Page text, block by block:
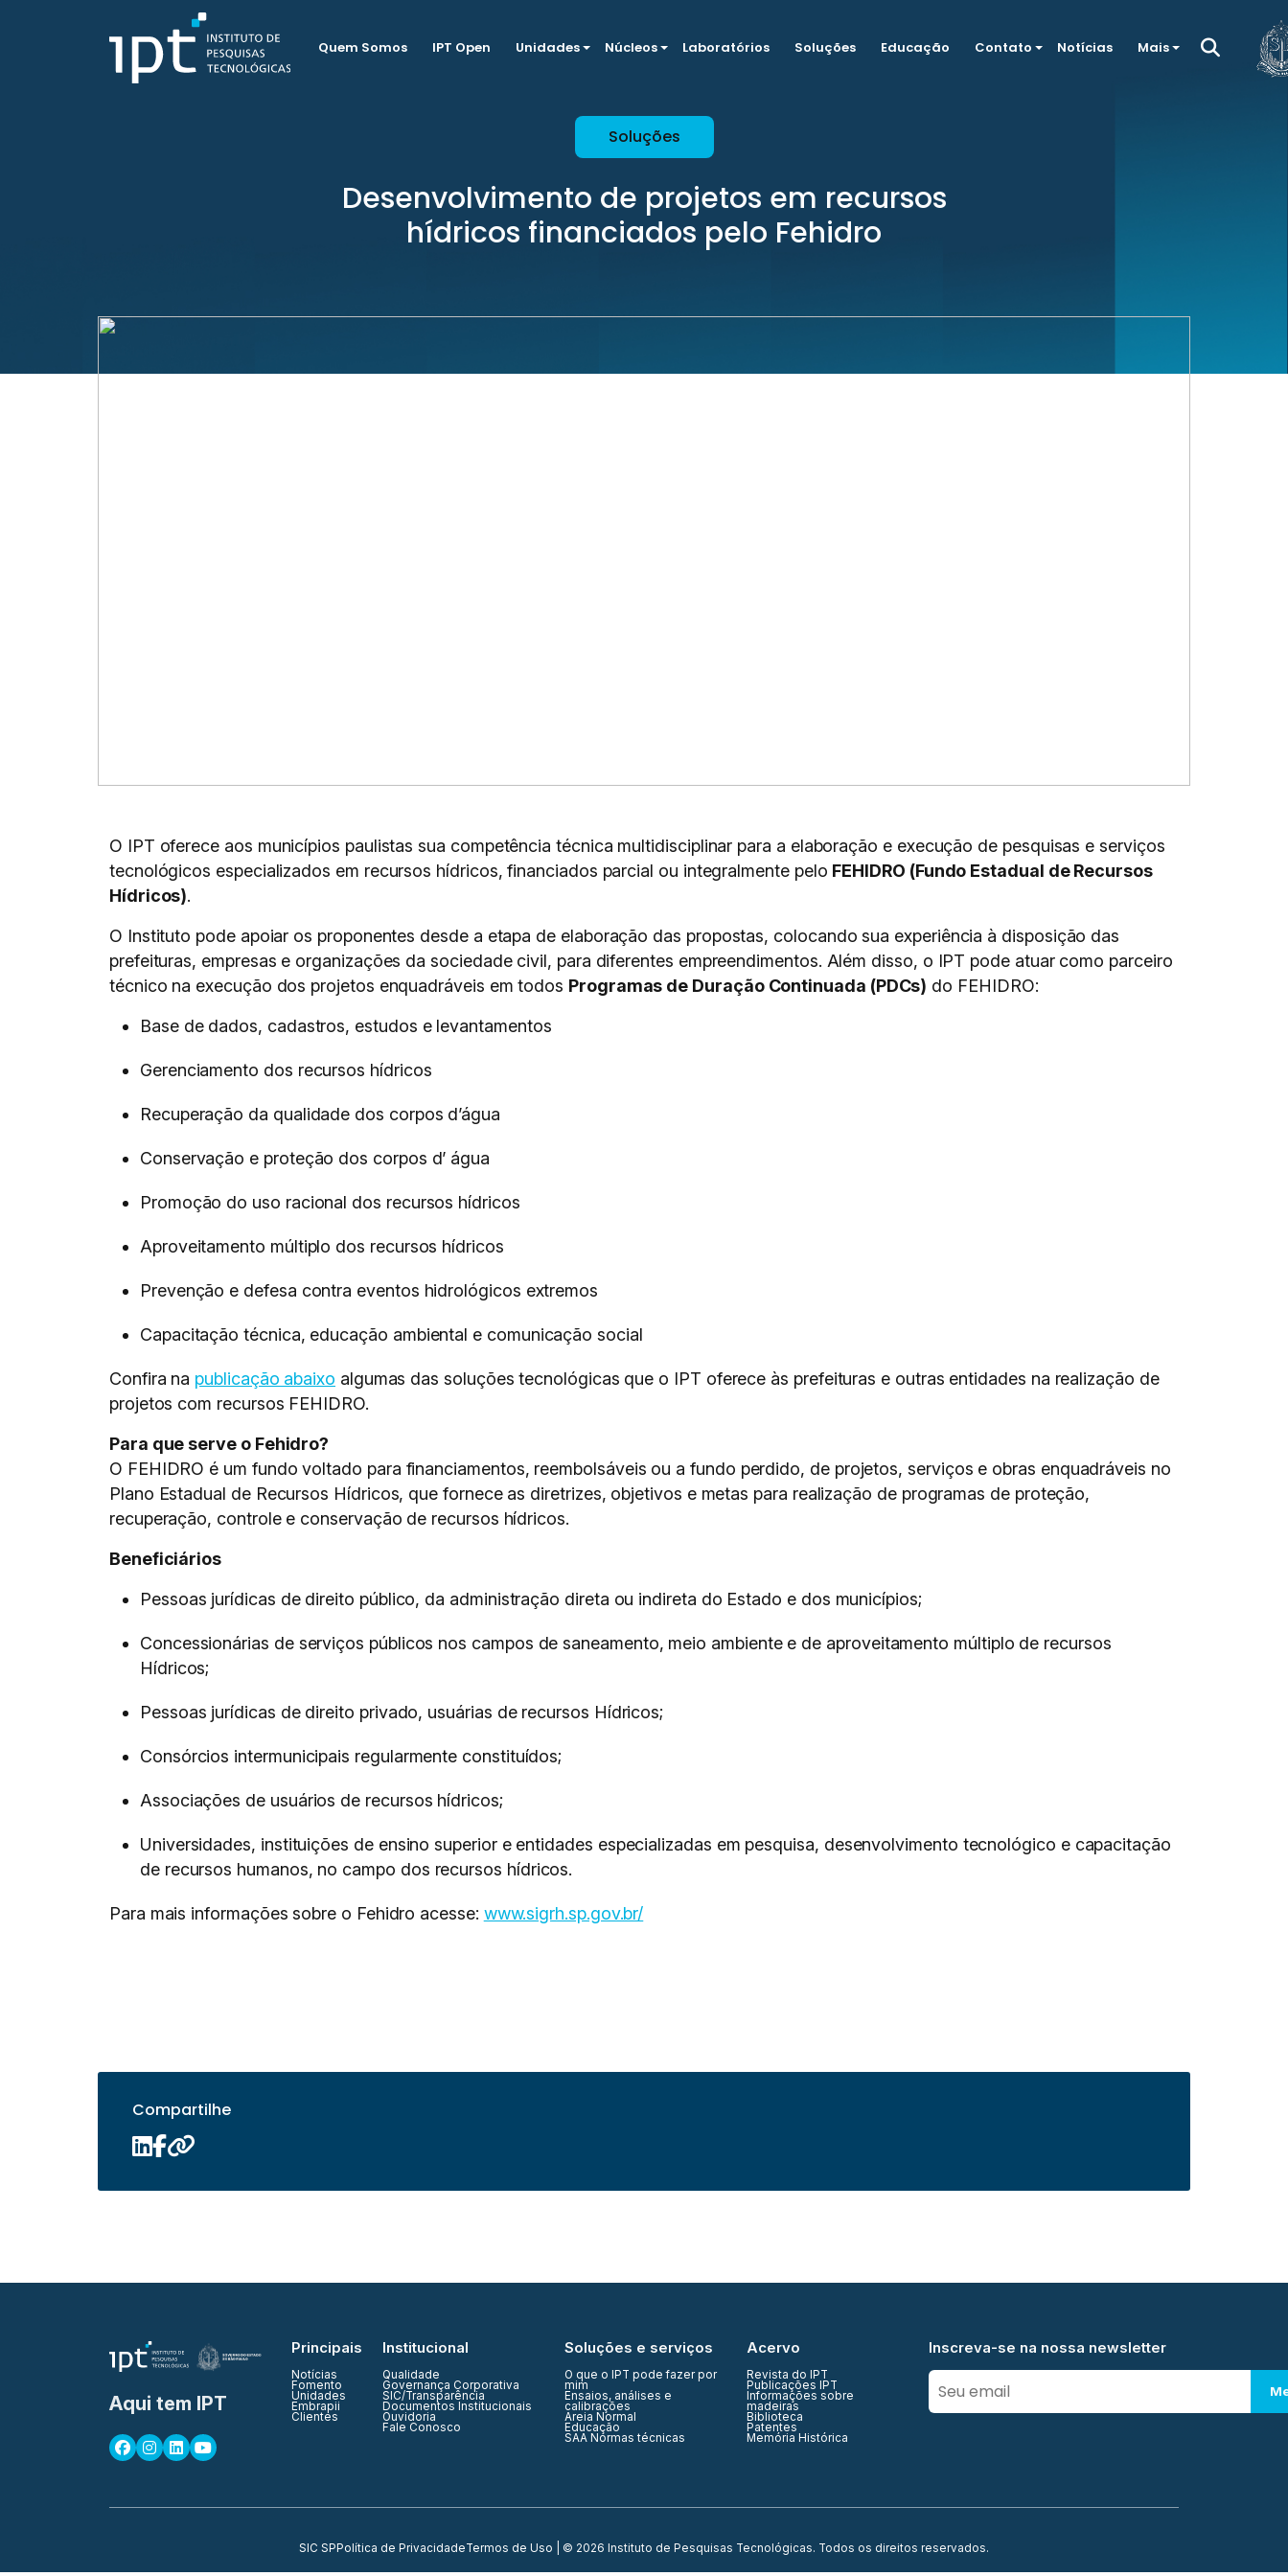
Quem Somos IPT Open Unidades Núcleos Laboratórios Soluções Educação Contato Notícias Mais
Soluções
Desenvolvimento de projetos em recursos
hídricos financiados pelo Fehidro
O IPT oferece aos municípios paulistas sua competência técnica multidisciplinar para a elaboração e execução de pesquisas e serviços
tecnológicos especializados em recursos hídricos, financiados parcial ou integralmente pelo FEHIDRO (Fundo Estadual de Recursos
Hídricos).
O Instituto pode apoiar os proponentes desde a etapa de elaboração das propostas, colocando sua experiência à disposição das
prefeituras, empresas e organizações da sociedade civil, para diferentes empreendimentos. Além disso, o IPT pode atuar como parceiro
técnico na execução dos projetos enquadráveis em todos Programas de Duração Continuada (PDCs) do FEHIDRO:
Base de dados, cadastros, estudos e levantamentos
Gerenciamento dos recursos hídricos
Recuperação da qualidade dos corpos d’água
Conservação e proteção dos corpos d’ água
Promoção do uso racional dos recursos hídricos
Aproveitamento múltiplo dos recursos hídricos
Prevenção e defesa contra eventos hidrológicos extremos
Capacitação técnica, educação ambiental e comunicação social
Confira na publicação abaixo algumas das soluções tecnológicas que o IPT oferece às prefeituras e outras entidades na realização de
projetos com recursos FEHIDRO.
Para que serve o Fehidro?
O FEHIDRO é um fundo voltado para financiamentos, reembolsáveis ou a fundo perdido, de projetos, serviços e obras enquadráveis no
Plano Estadual de Recursos Hídricos, que fornece as diretrizes, objetivos e metas para realização de programas de proteção,
recuperação, controle e conservação de recursos hídricos.
Beneficiários
Pessoas jurídicas de direito público, da administração direta ou indireta do Estado e dos municípios;
Concessionárias de serviços públicos nos campos de saneamento, meio ambiente e de aproveitamento múltiplo de recursos
Hídricos;
Pessoas jurídicas de direito privado, usuárias de recursos Hídricos;
Consórcios intermunicipais regularmente constituídos;
Associações de usuários de recursos hídricos;
Universidades, instituições de ensino superior e entidades especializadas em pesquisa, desenvolvimento tecnológico e capacitação
de recursos humanos, no campo dos recursos hídricos.
Para mais informações sobre o Fehidro acesse: www.sigrh.sp.gov.br/
Compartilhe
Aqui tem IPT
Principais
Notícias
Fomento
Unidades
Embrapii
Clientes
Institucional
Qualidade
Governança Corporativa
SIC/Transparência
Documentos Institucionais
Ouvidoria
Fale Conosco
Soluções e serviços
O que o IPT pode fazer por
mim
Ensaios, análises e
calibrações
Areia Normal
Educação
SAA Normas técnicas
Acervo
Revista do IPT
Publicações IPT
Informações sobre
madeiras
Biblioteca
Patentes
Memória Histórica
Inscreva-se na nossa newsletter
SIC SPPolítica de PrivacidadeTermos de Uso | © 2026 Instituto de Pesquisas Tecnológicas. Todos os direitos reservados.